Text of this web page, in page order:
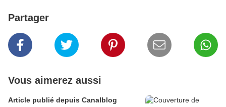
Partager
Vous aimerez aussi
Article publié depuis Canalblog